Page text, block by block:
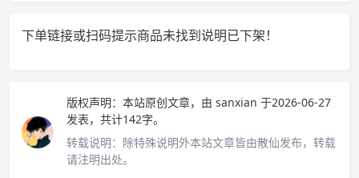
下单链接或扫码提示商品未找到说明已下架！
版权声明： 本站原创文章，由 sanxian 于2026-06-27
发表，共计142字。
转载说明： 除特殊说明外本站文章皆由散仙发布，转载
请注明出处。